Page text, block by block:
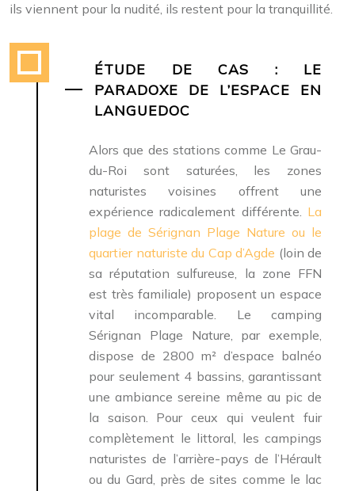
ils viennent pour la nudité, ils restent pour la tranquillité.
ÉTUDE DE CAS : LE
PARADOXE DE L’ESPACE EN
LANGUEDOC
Alors que des stations comme Le Grau-
du-Roi sont saturées, les zones
naturistes voisines offrent une
expérience radicalement différente. La
plage de Sérignan Plage Nature ou le
quartier naturiste du Cap d’Agde (loin de
sa réputation sulfureuse, la zone FFN
est très familiale) proposent un espace
vital incomparable. Le camping
Sérignan Plage Nature, par exemple,
dispose de 2800 m² d’espace balnéo
pour seulement 4 bassins, garantissant
une ambiance sereine même au pic de
la saison. Pour ceux qui veulent fuir
complètement le littoral, les campings
naturistes de l’arrière-pays de l’Hérault
ou du Gard, près de sites comme le lac